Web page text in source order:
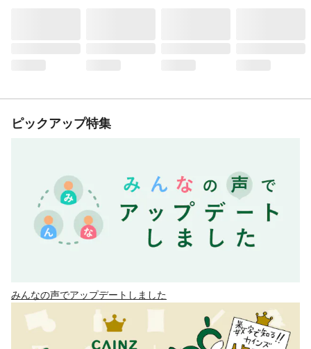
ピックアップ特集
みんなの声でアップデートしました